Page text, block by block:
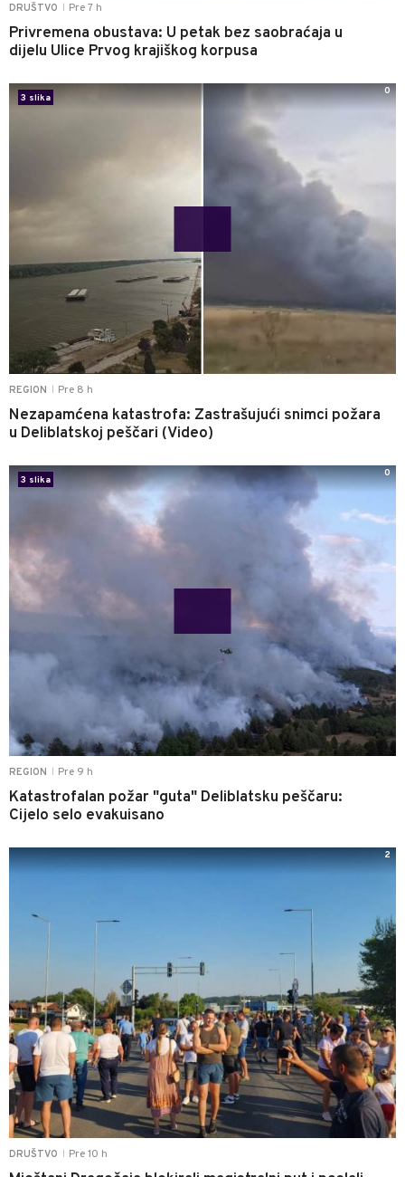
DRUŠTVO Pre 7 h
Privremena obustava: U petak bez saobraćaja u
dijelu Ulice Prvog krajiškog korpusa
REGION Pre 8 h
Nezapamćena katastrofa: Zastrašujući snimci požara
u Deliblatskoj peščari (Video)
3 slika
0
REGION Pre 9 h
Katastrofalan požar "guta" Deliblatsku peščaru:
Cijelo selo evakuisano
3 slika
0
DRUŠTVO Pre 10 h
2